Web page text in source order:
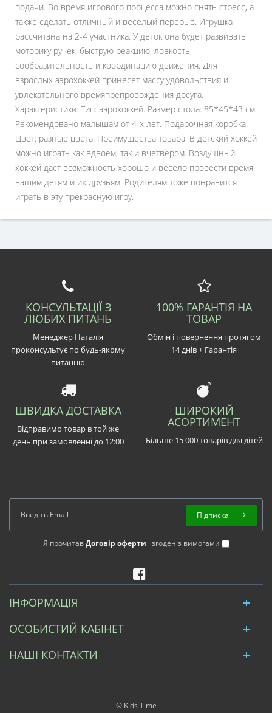
подачи. Во время игрового процесса можно снять стресс, а
также сделать отличный и веселый перерыв. Игрушка
рассчитана на 2-4 участника. У деток она будет развивать
моторику ручек, быструю реакцию, ловкость,
сообразительность и координацию движения. Для
взрослых аэрохоккей принесет массу удовольствия и
увлекательного времяпрепровождения досуга.
Характеристики: Тип: аэрохоккей. Размер стола: 85*45*43 см.
Рекомендовано малышам от 4-х лет. Подарочная коробка.
Цвет: разные цвета. Преимущества товара: В детский хоккей
можно играть как вдвоем, так и вчетвером. Воздушный
хоккей даст возможность хорошо и весело провести время
вашим детям и их друзьям. Родителям тоже понравится
играть в эту прекрасную игру.
КОНСУЛЬТАЦІЇ З
ЛЮБИХ ПИТАНЬ
Менеджер Наталія
проконсультує по будь-якому
питанню
100% ГАРАНТІЯ НА
ТОВАР
Обмін і повернення протягом
14 днів + Гарантія
ШВИДКА ДОСТАВКА
Відправимо товар в той же
день при замовленні до 12:00
ШИРОКИЙ
АСОРТИМЕНТ
Більше 15 000 товарів для дітей
Я прочитавДоговір оферти і згоден з вимогами
Підписка
ІНФОРМАЦІЯ
ОСОБИСТИЙ КАБІНЕТ
НАШІ КОНТАКТИ
© Kids Time